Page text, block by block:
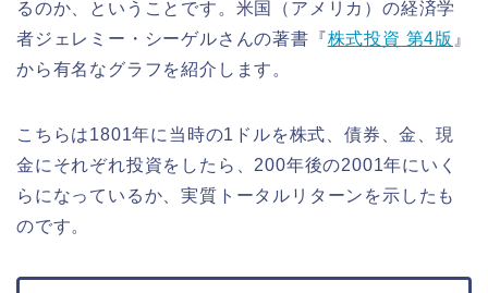
るのか、ということです。米国（アメリカ）の経済学
者ジェレミー・シーゲルさんの著書『株式投資 第4版 』
から有名なグラフを紹介します。
こちらは1801年に当時の1ドルを株式、債券、金、現
金にそれぞれ投資をしたら、200年後の2001年にいく
らになっているか、実質トータルリターンを示したも
のです。